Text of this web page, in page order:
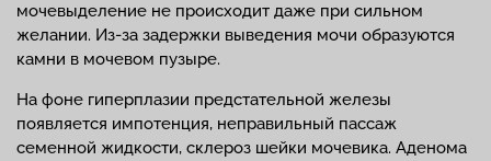
мочевыделение не происходит даже при сильном
желании. Из-за задержки выведения мочи образуются
камни в мочевом пузыре.
На фоне гиперплазии предстательной железы
появляется импотенция, неправильный пассаж
семенной жидкости, склероз шейки мочевика. Аденома